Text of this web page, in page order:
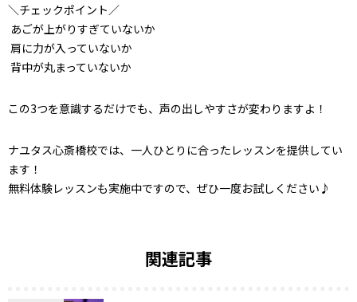
＼チェックポイント／
あごが上がりすぎていないか
肩に力が入っていないか
背中が丸まっていないか
この3つを意識するだけでも、声の出しやすさが変わりますよ！
ナユタス心斎橋校では、一人ひとりに合ったレッスンを提供してい
ます！
無料体験レッスンも実施中ですので、ぜひ一度お試しください♪
関連記事